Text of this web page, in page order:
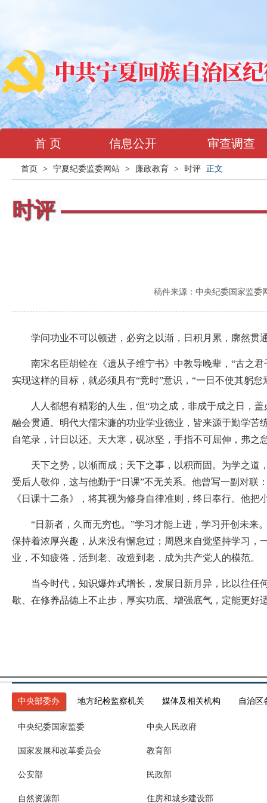
首 页 信息公开 审查调查
首页 > 宁夏纪委监委网站 > 廉政教育 > 时评 正文
时评
稿件来源：中央纪委国家监委
学问功业不可以顿进，必穷之以渐，日积月累，廓然贯
南宋名臣胡铨在《遗从子维宁书》中教导晚辈，“古之君
实现这样的目标，就必须具有“竞时”意识，“一日不使其躬
人人都想有精彩的人生，但“功之成，非成于成之日，盖
融会贯通。明代大儒宋濂的功业学业德业，皆来源于勤学
自笔录，计日以还。天大寒，砚冰坚，手指不可屈伸，弗之
天下之势，以渐而成；天下之事，以积而固。为学之道，
受后人敬仰，这与他勤于“日课”不无关系。他曾写一副对
《日课十二条》，将其视为修身自律准则，终日奉行。他把
“日新者，久而无穷也。”学习才能上进，学习开创未来
保持着浓厚兴趣，从来没有懈怠过；周恩来自觉坚持学习
业，不知疲倦，活到老、改造到老，成为共产党人的模范。
当今时代，知识爆炸式增长，发展日新月异，比以往任何
歇、在修养品德上不止步，厚实功底、增强底气，定能更
中央部委办 地方纪检监察机关 媒体及相关机构 自治区
中央纪委国家监委 中央人民政府
国家发展和改革委员会 教育部
公安部 民政部
自然资源部 住房和城乡建设部